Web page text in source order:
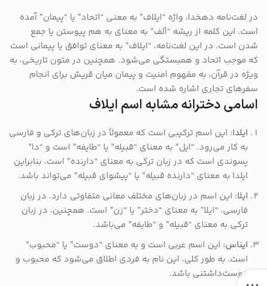
در لغت‌نامه دهخدا، واژه “ایلاف” به معنی “اتحاد” یا “پیمان” آمده
است. این کلمه از ریشه “ألف” به معنای به هم پیوستن یا جمع
شدن است. در این لغت‌نامه، “ایلاف” به معنای توافق یا پیمانی است
که موجب اتحاد و همبستگی می‌شود. همچنین در متون تاریخی، به
ویژه در قرآن، به مفهوم امنیت و پیمان میان قریش برای انجام
سفرهای تجاری اشاره شده است.
اسامی دخترانه مشابه اسم ایلاف
ایلدا: این اسم ترکیبی است که معمولاً در زبان‌های ترکی و فارسی
به کار می‌رود. “ایل” به معنای “قبیله” یا “طایفه” است و “دا”
پسوندی است که در زبان ترکی به معنای “دارنده” است، بنابراین
ایلدا به معنای “دارنده قبیله” یا “پیشوای قبیله” می‌تواند باشد.
ایلا: این اسم در زبان‌های مختلف معانی متفاوتی دارد. در زبان
فارسی، “ایلا” به معنای “دختر” یا “زن” است. همچنین، در زبان
ترکی به معنای “قبیله” و “طایفه” می‌باشد.
ایناس: این اسم عربی است و به معنای “دوست” یا “محبوب”
است. به طور کلی، این نام به فردی اطلاق می‌شود که محبوب و
دوست‌داشتنی باشد.